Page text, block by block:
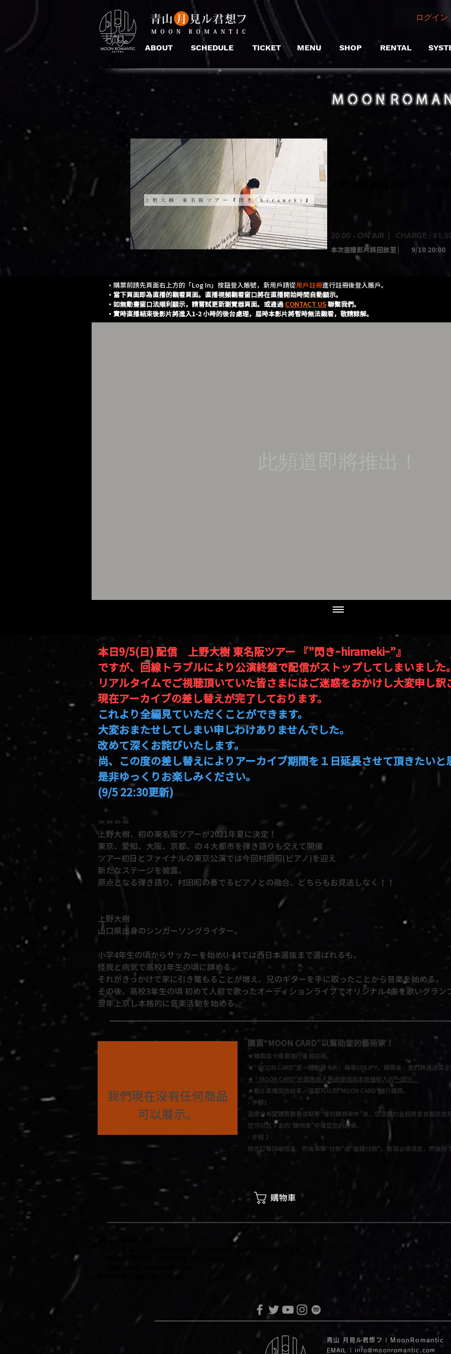
ABOUT SCHEDULE TICKET MENU SHOP
ログイ
RENTAL
5
上野大樹 東名阪ツアー 『”
20:00 - ON AIR | CHARGE :
本次直播影片將回放至 |
9/10 20:00
・購票前請先頁面右上方的「Log In」按鈕登入賬號，新用戶請從用戶註冊進行註冊後登入賬戶。
・當下頁面即為直播的觀看頁面。直播視頻觀看窗口將在直播開始時間自動顯示。
・如無動畫窗口法順利顯示，請嘗試更新瀏覽器頁面。或通過CONTACT US聯繫我們。
・實時直播結束後影片將進入1-2 小時的後台處理，屆時本影片將暫時無法觀看，敬請諒解。
本日9/5(日) 配信 上野大樹 東名阪ツアー 『”閃きｰhiramekiｰ”』
ですが、回線トラブルにより公演終盤で配信がストップしてしまいました
リアルタイムでご視聴頂いていた皆さまにはご迷惑をおかけし大変申し
現在アーカイブの差し替えが完了しております。
これより全編見ていただくことができます。
大変おまたせしてしまい申しわけありませんでした。
改めて深くお詫びいたします。
尚、この度の差し替えによりアーカイブ期間を１日延長させて頂きたいと
是非ゆっくりお楽しみください。
(9/5 22:30更新)
＝＝＝＝
上野大樹、初の東名阪ツアーが2021年夏に決定！
東京、愛知、大阪、京都、の４大都市を弾き語りも交えて開催
ツアー初日とファイナルの東京公演では今回村田昭(ピアノ)を迎え
新たなステージを披露。
原点となる弾き語り、村田昭の奏でるピアノとの融合、どちらもお見逃しなく！！
上野大樹
山口県出身のシンガーソングライター。
小学4年生の頃からサッカーを始めU-14では西日本選抜まで選ばれるも、
怪我と病気で高校1年生の頃に辞める。
それがきっかけで家に引き篭もることが増え、兄のギターを手に取ったことから音楽を始める。
その後、高校3年生の頃 初めて人前で歌ったオーディションライブでオリジナル4曲を歌いグラン
翌年上京し本格的に音楽活動を始める。
我們現在沒有任何商品
可以展示。
購買“MOON CARD”以幫助您的藝術家！
★購買該卡需要進行會員註冊。
★“ MOON CARD”是一種數碼卡片，每張500JPY。 購買後，我們將通過電
★ “ MOON CARD”的銷售收入將直接成為本直播收入的一部分。
★截止直播回放結束，您都可以對"MOON CARD"進行購買。
- 步驟1 -
選擇您希望購買數量並點擊“增到購物車中”後， 您選擇的金額將會自動添加
您可以在下方的“購物車”中確認您的訂單。
- 步驟 2 -
檢查訂單詳細信息，然後單擊“付款”或“繼續付款”。填寫必填信息，然後按
購物車
★網頁推薦觀看環境
・移動端 | 推薦OS：iOS11以後 or Android 8.0以後
​★我們推薦您連接耳機/音響觀看
青山 月見ル君想フ | MoonRomantic
EMAIL | info@moonromantic.com